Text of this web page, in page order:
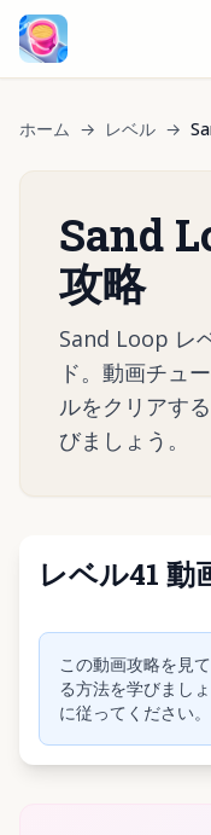
ホーム → レベル →
Sand
攻略
Sand Loop レ
ド。動画チュ
ルをクリアす
びましょう。
レベル41 動
ク
この動画攻略を見
る方法を学びまし
に従ってください。